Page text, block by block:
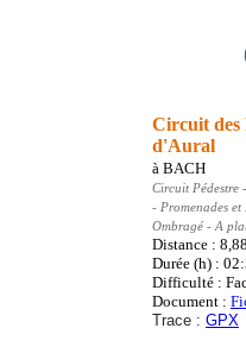
Circuit des
d'Aural
à BACH
Circuit Pédestre
- Promenades et
Ombragé - A
Distance :
Durée (h) :
Difficulté :
Document :
Trace : GPX